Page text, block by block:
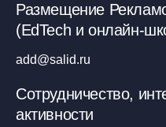
Размещение
(EdTech и онлайн-
add@salid.ru
Сотрудничество,
активности